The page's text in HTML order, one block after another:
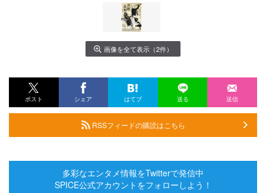
画像を全て表示（2件）
ポスト シェア はてブ 送る 送信
RSSフィードの購読はこちら
多彩なエンタメ情報をTwitterで発信中
SPICE公式アカウントをフォローしよう！